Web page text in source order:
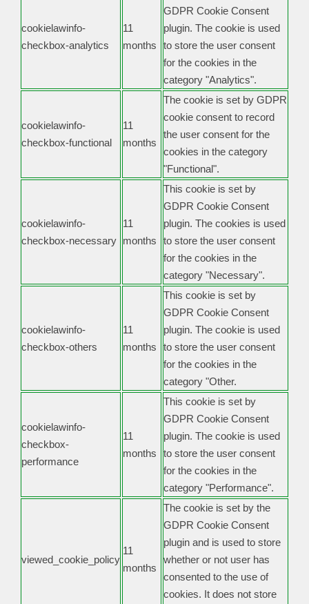
cookielawinfo-
checkbox-analytics
11
months
GDPR Cookie Consent
plugin. The cookie is used
to store the user consent
for the cookies in the
category "Analytics".
cookielawinfo-
checkbox-functional
11
months
The cookie is set by GDPR
cookie consent to record
the user consent for the
cookies in the category
"Functional".
cookielawinfo-
checkbox-necessary
11
months
This cookie is set by
GDPR Cookie Consent
plugin. The cookies is used
to store the user consent
for the cookies in the
category "Necessary".
cookielawinfo-
checkbox-others
11
months
This cookie is set by
GDPR Cookie Consent
plugin. The cookie is used
to store the user consent
for the cookies in the
category "Other.
cookielawinfo-
checkbox-
performance
11
months
This cookie is set by
GDPR Cookie Consent
plugin. The cookie is used
to store the user consent
for the cookies in the
category "Performance".
viewed_cookie_policy
11
months
The cookie is set by the
GDPR Cookie Consent
plugin and is used to store
whether or not user has
consented to the use of
cookies. It does not store